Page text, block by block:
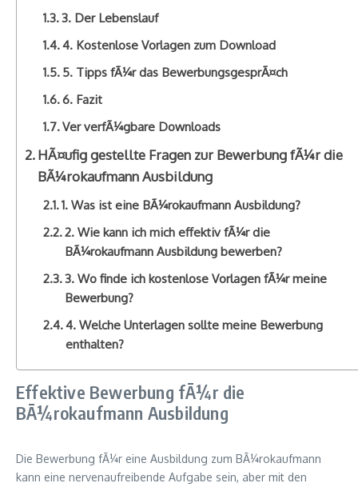
3. Der Lebenslauf
4. Kostenlose Vorlagen zum Download
5. Tipps fÃ¼r das BewerbungsgesprÃ¤ch
6. Fazit
Ver verfÃ¼gbare Downloads
HÃ¤ufig gestellte Fragen zur Bewerbung fÃ¼r die
BÃ¼rokaufmann Ausbildung
1. Was ist eine BÃ¼rokaufmann Ausbildung?
2. Wie kann ich mich effektiv fÃ¼r die
BÃ¼rokaufmann Ausbildung bewerben?
3. Wo finde ich kostenlose Vorlagen fÃ¼r meine
Bewerbung?
4. Welche Unterlagen sollte meine Bewerbung
enthalten?
Effektive Bewerbung fÃ¼r die
BÃ¼rokaufmann Ausbildung
Die Bewerbung fÃ¼r eine Ausbildung zum BÃ¼rokaufmann
kann eine nervenaufreibende Aufgabe sein, aber mit den